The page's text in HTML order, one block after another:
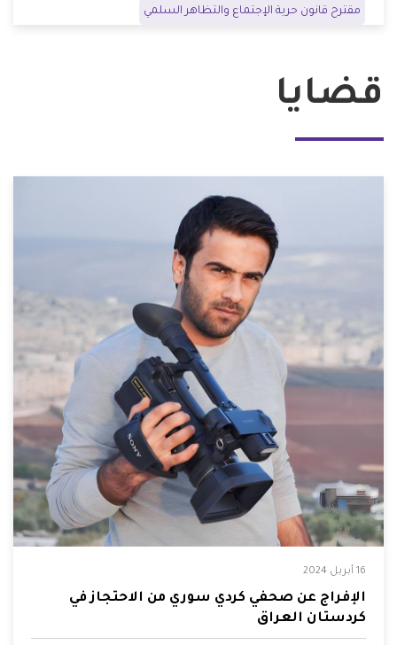
مقترح قانون حرية الإجتماع والتظاهر السلمي
قضايا
16 أبريل 2024
الإفراج عن صحفي كردي سوري من الاحتجاز في
كردستان العراق